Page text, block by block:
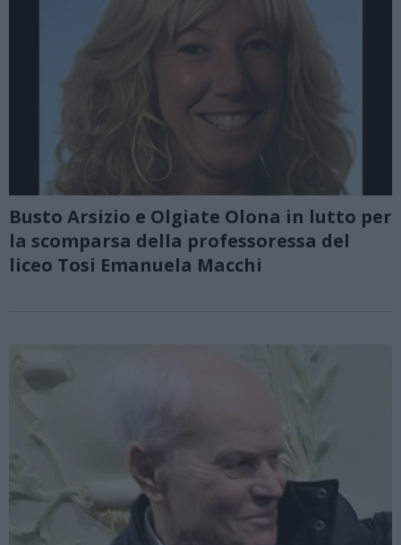
Busto Arsizio e Olgiate Olona in lutto per
la scomparsa della professoressa del
liceo Tosi Emanuela Macchi